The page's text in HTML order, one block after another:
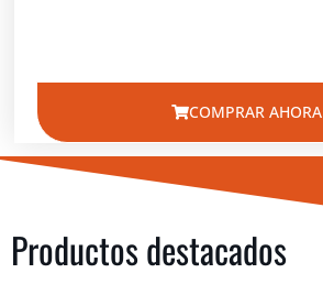
COMPRAR AHORA
Productos destacados